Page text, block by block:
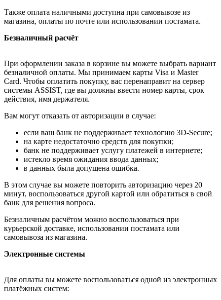
Также оплата наличными доступна при самовывозе из
магазина, оплаты по почте или использовании постамата.
Безналичный расчёт
При оформлении заказа в корзине вы можете выбрать вариант
безналичной оплаты. Мы принимаем карты Visa и Master
Card. Чтобы оплатить покупку, вас перенаправит на сервер
системы ASSIST, где вы должны ввести номер карты, срок
действия, имя держателя.
Вам могут отказать от авторизации в случае:
если ваш банк не поддерживает технологию 3D-Secure;
на карте недостаточно средств для покупки;
банк не поддерживает услугу платежей в интернете;
истекло время ожидания ввода данных;
в данных была допущена ошибка.
В этом случае вы можете повторить авторизацию через 20
минут, воспользоваться другой картой или обратиться в свой
банк для решения вопроса.
Безналичным расчётом можно воспользоваться при
курьерской доставке, использовании постамата или
самовывоза из магазина.
Электронные системы
Для оплаты вы можете воспользоваться одной из электронных
платёжных систем: